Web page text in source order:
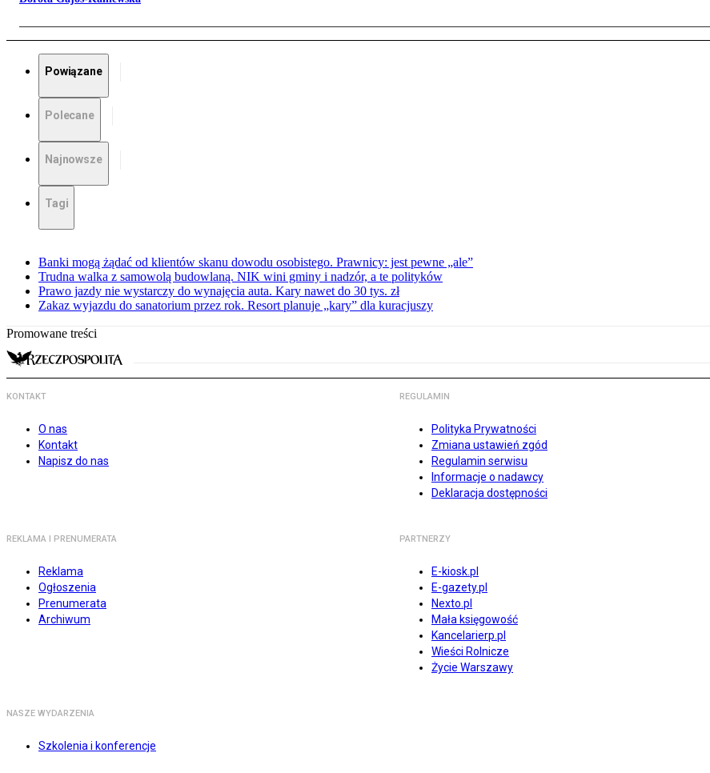
Powiązane
Polecane
Najnowsze
Tagi
Banki mogą żądać od klientów skanu dowodu osobistego. Prawnicy: jest pewne „ale”
Trudna walka z samowolą budowlaną. NIK wini gminy i nadzór, a te polityków
Prawo jazdy nie wystarczy do wynajęcia auta. Kary nawet do 30 tys. zł
Zakaz wyjazdu do sanatorium przez rok. Resort planuje „kary” dla kuracjuszy
Promowane treści
KONTAKT
O nas
Kontakt
Napisz do nas
REGULAMIN
Polityka Prywatności
Zmiana ustawień zgód
Regulamin serwisu
Informacje o nadawcy
Deklaracja dostępności
REKLAMA I PRENUMERATA
Reklama
Ogłoszenia
Prenumerata
Archiwum
PARTNERZY
E-kiosk.pl
E-gazety.pl
Nexto.pl
Mała księgowość
Kancelarierp.pl
Wieści Rolnicze
Życie Warszawy
NASZE WYDARZENIA
Szkolenia i konferencje